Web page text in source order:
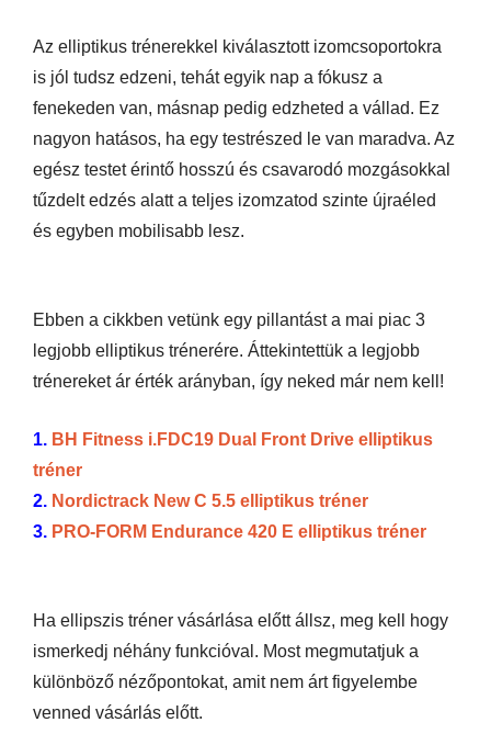
Az elliptikus trénerekkel kiválasztott izomcsoportokra
is jól tudsz edzeni, tehát egyik nap a fókusz a
fenekeden van, másnap pedig edzheted a vállad. Ez
nagyon hatásos, ha egy testrészed le van maradva. Az
egész testet érintő hosszú és csavarodó mozgásokkal
tűzdelt edzés alatt a teljes izomzatod szinte újraéled
és egyben mobilisabb lesz.
Ebben a cikkben vetünk egy pillantást a mai piac 3
legjobb elliptikus trénerére. Áttekintettük a legjobb
trénereket ár érték arányban, így neked már nem kell!
1. BH Fitness i.FDC19 Dual Front Drive elliptikus
tréner
2. Nordictrack New C 5.5 elliptikus tréner
3. PRO-FORM Endurance 420 E elliptikus tréner
Ha ellipszis tréner vásárlása előtt állsz, meg kell hogy
ismerkedj néhány funkcióval. Most megmutatjuk a
különböző nézőpontokat, amit nem árt figyelembe
venned vásárlás előtt.